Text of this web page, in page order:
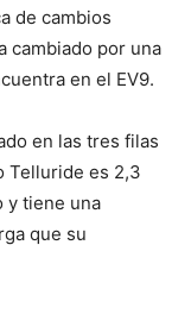
de cambios
cambiado por una
en el EV9.
en las tres filas
Telluride es 2,3
y tiene una
que su